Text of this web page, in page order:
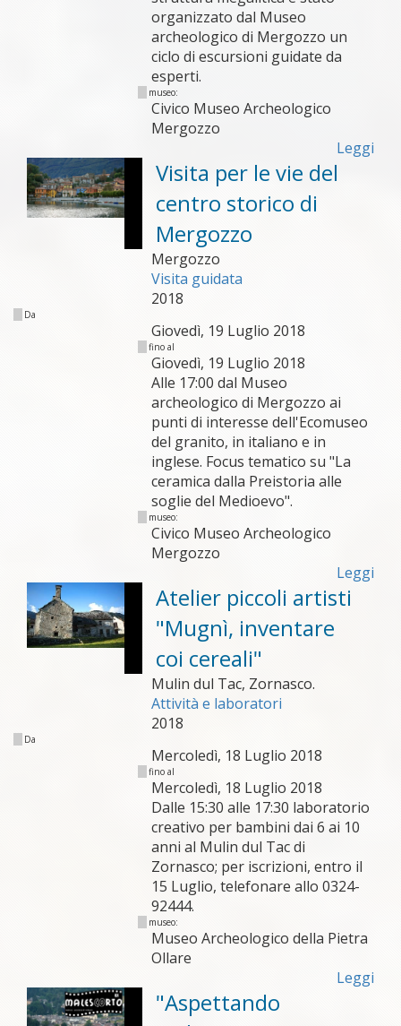
organizzato dal Museo
archeologico di Mergozzo un
ciclo di escursioni guidate da
esperti.
museo:
Civico Museo Archeologico
Mergozzo
Leggi
Visita per le vie del
centro storico di
Mergozzo
Mergozzo
Visita guidata
2018
Da
Giovedì, 19 Luglio 2018
fino al
Giovedì, 19 Luglio 2018
Alle 17:00 dal Museo
archeologico di Mergozzo ai
punti di interesse dell'Ecomuseo
del granito, in italiano e in
inglese. Focus tematico su "La
ceramica dalla Preistoria alle
soglie del Medioevo".
museo:
Civico Museo Archeologico
Mergozzo
Leggi
Atelier piccoli artisti
"Mugnì, inventare
coi cereali"
Mulin dul Tac, Zornasco.
Attività e laboratori
2018
Da
Mercoledì, 18 Luglio 2018
fino al
Mercoledì, 18 Luglio 2018
Dalle 15:30 alle 17:30 laboratorio
creativo per bambini dai 6 ai 10
anni al Mulin dul Tac di
Zornasco; per iscrizioni, entro il
15 Luglio, telefonare allo 0324-
92444.
museo:
Museo Archeologico della Pietra
Ollare
Leggi
"Aspettando